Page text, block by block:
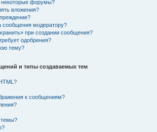
форумы?
вложения?
сообщения модератору?
при создании сообщения?
одобрения?
тему?
и типы создаваемых тем
к сообщениям?
темы?